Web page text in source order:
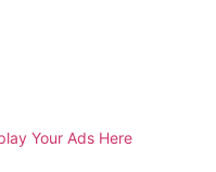
Your Ads Here